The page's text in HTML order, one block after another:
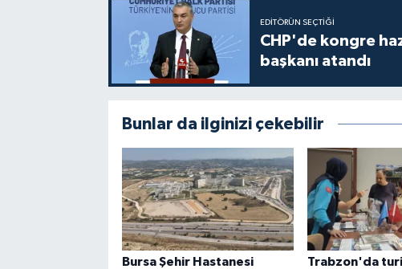
EDITÖRÜN SEÇTIĞI
CHP'de kongre
başkanı atandı
Bunlar da ilginizi çekebilir
Bursa Şehir Hastanesi
Trabzon'da